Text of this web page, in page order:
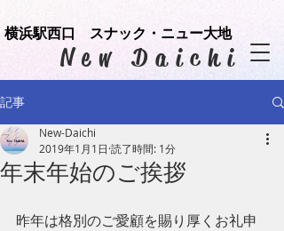
​New Daichi
横浜駅西口 スナック・ニュー大地
記事
年末年始のご挨拶
New-Daichi
2019年1月1日 読了時間: 1分
昨年は格別のご愛顧を賜り厚くお礼申